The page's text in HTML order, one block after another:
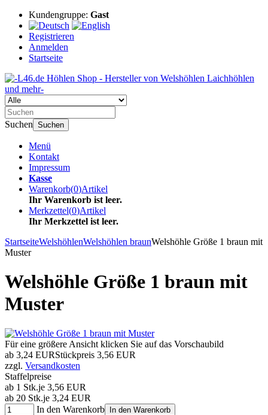
Kundengruppe: Gast
Registrieren
Anmelden
Startseite
Suchen Suchen
Menü
Kontakt
Impressum
Kasse
Warenkorb(0)Artikel
Ihr Warenkorb ist leer.
Merkzettel(0)Artikel
Ihr Merkzettel ist leer.
StartseiteWelshöhlenWelshöhlen braunWelshöhle Größe 1 braun mit
Muster
Welshöhle Größe 1 braun mit
Muster
Für eine größere Ansicht klicken Sie auf das Vorschaubild
ab 3,24 EURStückpreis 3,56 EUR
zzgl. Versandkosten
Staffelpreise
ab 1 Stk.je 3,56 EUR
ab 20 Stk.je 3,24 EUR
In den Warenkorb
In den Warenkorb